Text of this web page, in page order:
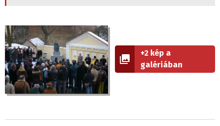
+2 kép a
galériában